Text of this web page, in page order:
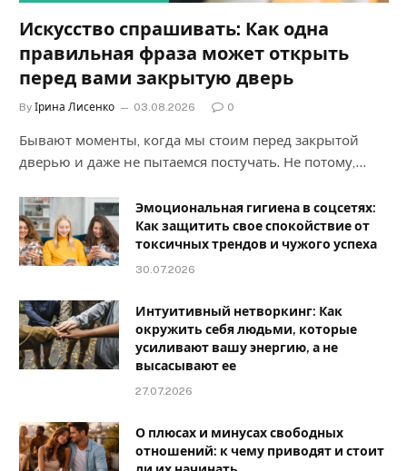
Искусство спрашивать: Как одна
правильная фраза может открыть
перед вами закрытую дверь
By Ірина Лисенко 03.08.2026 0
Бывают моменты, когда мы стоим перед закрытой
дверью и даже не пытаемся постучать. Не потому,…
Эмоциональная гигиена в соцсетях:
Как защитить свое спокойствие от
токсичных трендов и чужого успеха
30.07.2026
Интуитивный нетворкинг: Как
окружить себя людьми, которые
усиливают вашу энергию, а не
высасывают ее
27.07.2026
О плюсах и минусах свободных
отношений: к чему приводят и стоит